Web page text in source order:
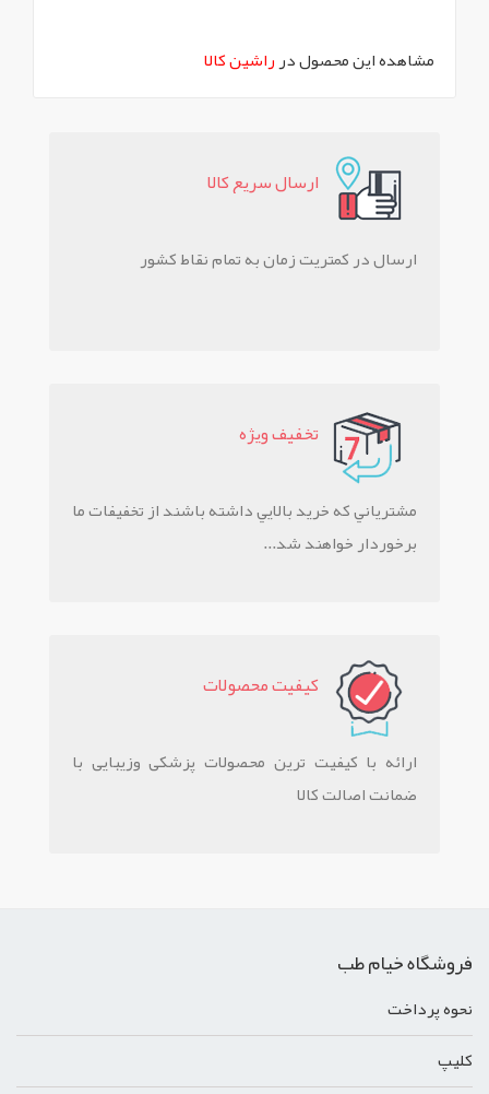
مشاهده این محصول درراشین کالا
ارسال سريع کالا
ارسال در کمتریت زمان به تمام نقاط کشور
تخفيف ويژه
مشترياني که خريد بالايي داشته باشند از تخفيفات ما
برخوردار خواهند شد...
کيفيت محصولات
ارائه با کیفیت ترین محصولات پزشکی وزیبایی با
ضمانت اصالت کالا
فروشگاه خیام طب
نحوه پرداخت
کليپ